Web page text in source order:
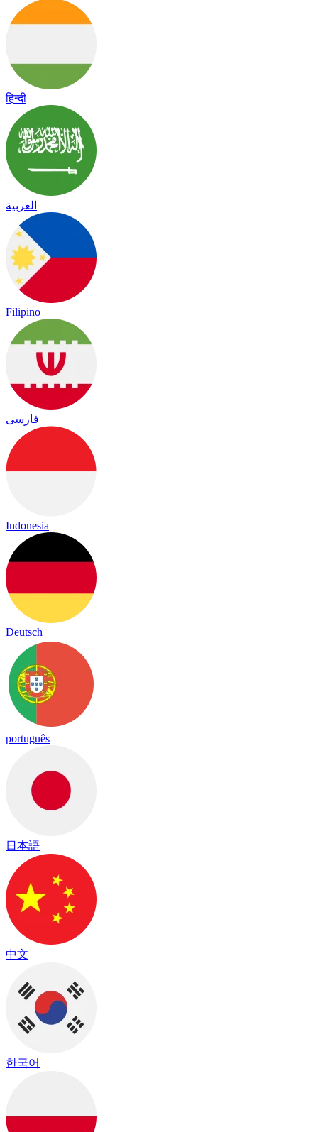
हिन्दी
العربية
Filipino
فارسی
Indonesia
Deutsch
português
日本語
中文
한국어